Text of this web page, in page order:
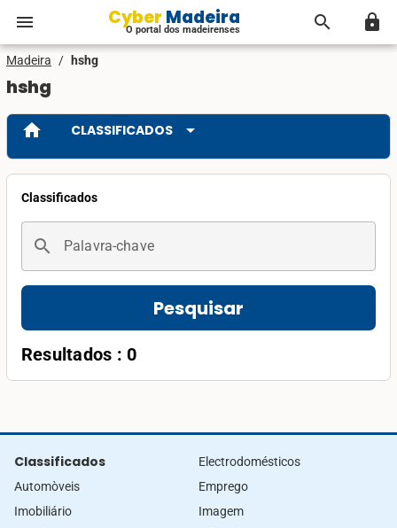
menu Cyber Madeira
O portal dos madeirenses search lock
Madeira / hshg
hshg
home CLASSIFICADOS arrow_drop_down
Classificados
search Palavra-chave
Pesquisar
Resultados : 0
Classificados
Automòveis
Imobiliário
Electrodomésticos
Emprego
Imagem